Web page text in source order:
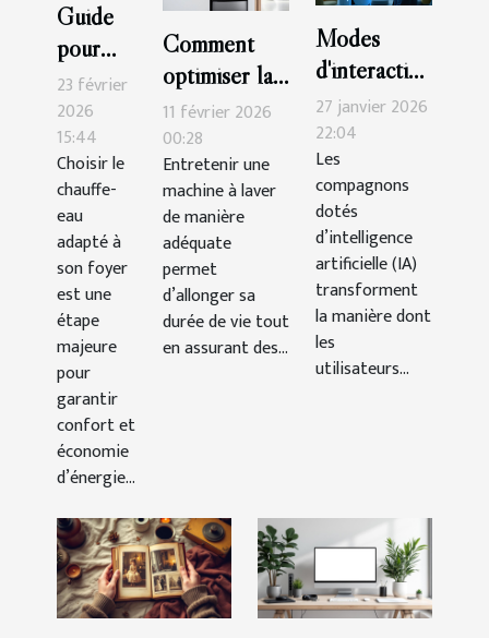
Guide
pour
choisir
le bon
chauffe-
eau
pour
votre
foyer
23 février
2026
15:44
Choisir le
chauffe-
eau
adapté à
son foyer
est une
étape
majeure
pour
garantir
confort et
économie
d’énergie...
Comment
optimiser la
longévité et
les
performances
de votre
machine à
laver ?
11 février 2026
00:28
Entretenir une
machine à laver
de manière
adéquate
permet
d’allonger sa
durée de vie tout
en assurant des...
Modes
d'interaction
avec les
compagnons
AI : ce que
vous devez
savoir
27 janvier 2026
22:04
Les
compagnons
dotés
d’intelligence
artificielle (IA)
transforment
la manière dont
les
utilisateurs...